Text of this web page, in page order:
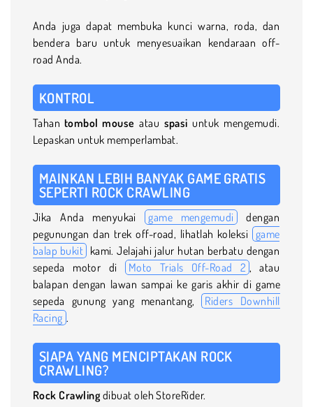
Anda juga dapat membuka kunci warna, roda, dan
bendera baru untuk menyesuaikan kendaraan off-
road Anda.
KONTROL
Tahan tombol mouse atau spasi untuk mengemudi.
Lepaskan untuk memperlambat.
MAINKAN LEBIH BANYAK GAME GRATIS
SEPERTI ROCK CRAWLING
Jika Anda menyukai game mengemudi dengan
pegunungan dan trek off-road, lihatlah koleksi game
balap bukit kami. Jelajahi jalur hutan berbatu dengan
sepeda motor di
Moto Trials Off-Road 2 , atau
balapan dengan lawan sampai ke garis akhir di game
sepeda gunung yang menantang, Riders Downhill
Racing .
SIAPA YANG MENCIPTAKAN ROCK
CRAWLING?
Rock Crawlingdibuat oleh StoreRider.